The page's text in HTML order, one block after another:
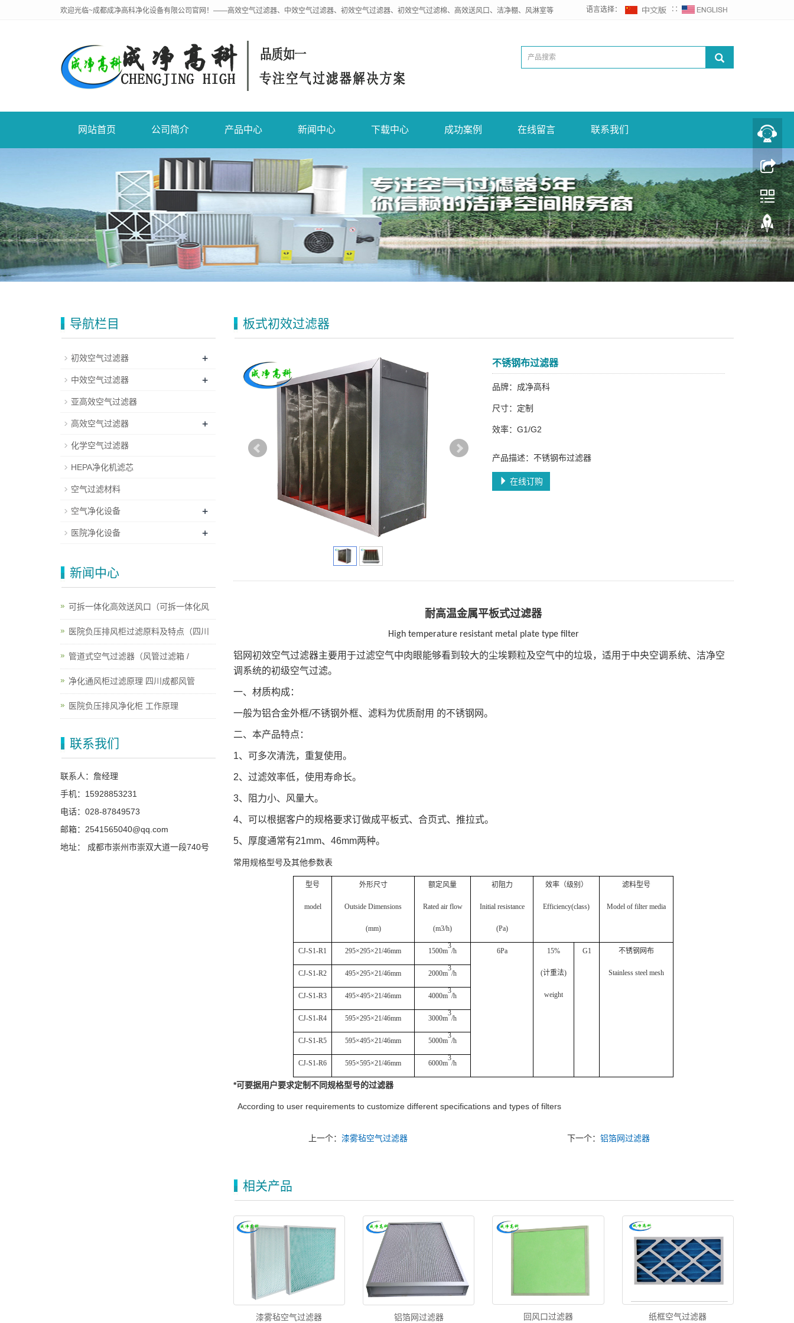
欢迎光临~成都成净高科净化设备有限公司官网！——高效空气过滤器、中效空气过滤器、初效空气过滤器、初效空气过滤棉、高效送风口、洁净棚、风淋室等 语言选择： ∷
网站首页 公司简介 产品中心 新闻中心 下载中心 成功案例 在线留言 联系我们
板式初效过滤器
不锈钢布过滤器
品牌：成净高科
尺寸：定制
效率：G1/G2
产品描述：不锈钢布过滤器
在线订购
耐高温金属平板式过滤器
High temperature resistant metal plate type filter
铝网初效空气过滤器主要用于过滤空气中肉眼能够看到较大的尘埃颗粒及空气中的垃圾，适用于中央空调系统、洁净空
调系统的初级空气过滤。
一、材质构成：
一般为铝合金外框/不锈钢外框、滤料为优质耐用 的不锈钢网。
二、本产品特点：
1、可多次清洗，重复使用。
2、过滤效率低，使用寿命长。
3、阻力小、风量大。
4、可以根据客户的规格要求订做成平板式、合页式、推拉式。
5、厚度通常有21mm、 46mm两种。
常用规格型号及其他参数表
型号
model
外形尺寸
Outside Dimensions
(mm)
额定风量
Rated air flow
(m3/h)
初阻力
Initial resistance
(Pa)
效率（级别）
Efficiency(class)
滤料型号
Model of filter media
CJ-S1-R1 295×295×21/46mm 1500m
3
/h 6Pa 15%
(计重法)
weight
G1 不锈钢网布
Stainless steel mesh
CJ-S1-R2 495×295×21/46mm 2000m
3
/h
CJ-S1-R3 495×495×21/46mm 4000m
3
/h
CJ-S1-R4 595×295×21/46mm 3000m
3
/h
CJ-S1-R5 595×495×21/46mm 5000m
3
/h
CJ-S1-R6 595×595×21/46mm 6000m
3
/h
*可要据用户要求定制不同规格型号的过滤器
According to user requirements to customize different specifications and types of filters
上一个：漆雾毡空气过滤器 下一个：铝箔网过滤器
相关产品
漆雾毡空气过滤器 铝箔网过滤器 回风口过滤器 纸框空气过滤器
导航栏目
初效空气过滤器 +
中效空气过滤器 +
亚高效空气过滤器
高效空气过滤器 +
化学空气过滤器
HEPA净化机滤芯
空气过滤材料
空气净化设备 +
医院净化设备 +
新闻中心
可拆一体化高效送风口（可拆一体化风
医院负压排风柜过滤原料及特点（四川
管道式空气过滤器（风管过滤箱 /
净化通风柜过滤原理 四川成都风管
医院负压排风净化柜 工作原理
联系我们
联系人：詹经理
手机：15928853231
电话：028-87849573
邮箱：2541565040@qq.com
地址： 成都市崇州市崇双大道一段740号